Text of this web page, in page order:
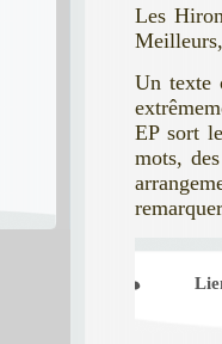
Les
Un texte
EP sort
mots,